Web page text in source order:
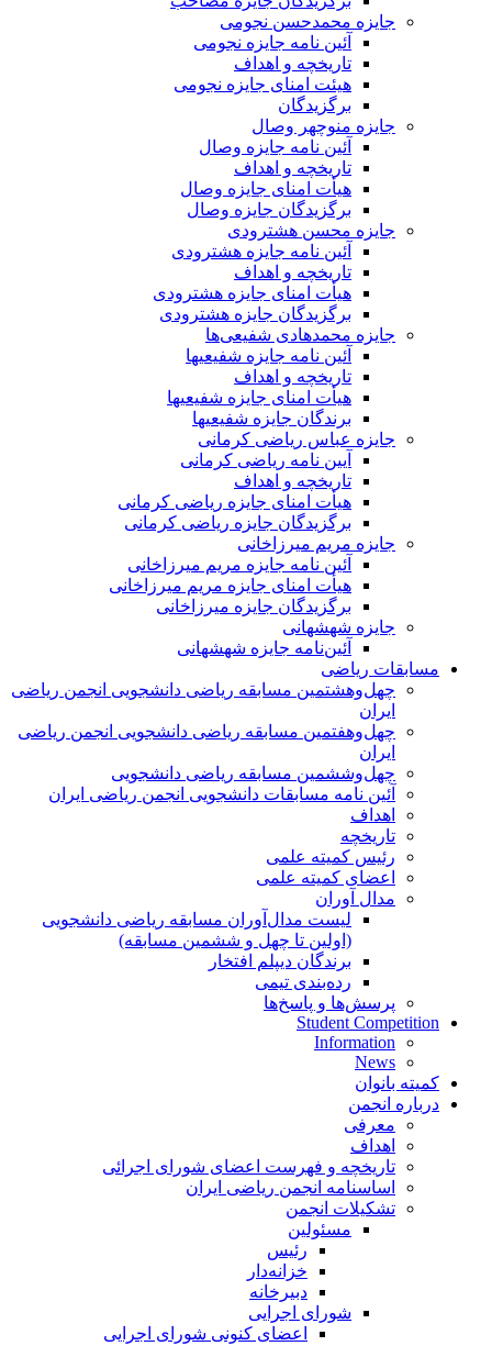
جایزه محمدحسن نجومی
آئین نامه جایزه نجومی
تاریخچه و اهداف
هیئت امنای جایزه نجومی
برگزیدگان
جایزه منوچهر وصال
آئین نامه جایزه وصال
تاریخچه و اهداف
هیأت امنای جایزه وصال
برگزیدگان جایزه وصال
جایزه محسن هشترودی
آئین نامه جایزه هشترودی
تاریخچه و اهداف
هیأت امنای جایزه هشترودی
برگزیدگان جایزه هشترودی
جایزه محمدهادی شفیعی‌ها
آئین نامه جایزه شفیعیها
تاریخچه و اهداف
هیأت امنای جایزه شفیعیها
برندگان جایزه شفیعیها
جایزه عباس ریاضی کرمانی
آیین نامه ریاضی کرمانی
تاریخچه و اهداف
هیأت امنای جایزه ریاضی کرمانی
برگزیدگان جایزه ریاضی کرمانی
جایزه مریم میرزاخانی
آئین نامه جایزه مریم میرزاخانی
هیأت امنای جایزه مریم میرزاخانی
برگزیدگان جایزه میرزاخانی
جایزه شهشهانی
آئین‌نامه جایزه شهشهانی
مسابقات ریاضی
چهل‌و‌هشتمین مسابقه ریاضی دانشجویی انجمن ریاضی
ایران
چهل‌و‌هفتمین مسابقه ریاضی دانشجویی انجمن ریاضی
ایران
چهل‌و‌ششمین مسابقه ریاضی دانشجویی
آئین نامه مسابقات دانشجویی انجمن ریاضی ایران
اهداف
تاریخچه
رئیس کمیته علمی
اعضای کمیته علمی
مدال آوران
لیست مدال‌آوران مسابقه ریاضی دانشجویی
(اولین تا چهل‌ و ششمین مسابقه)
برندگان دیپلم افتخار
رده‌بندی تیمی
پرسش‌ها و پاسخ‌ها
Student Competition
Information
News
کمیته بانوان
درباره انجمن
معرفی
اهداف
تاریخچه و فهرست اعضای شورای اجرائی
اساسنامه انجمن ریاضی ایران
تشکیلات انجمن
مسئولین
رئیس
خزانه‌دار
دبیرخانه
شورای اجرایی
اعضای کنونی شورای اجرایی